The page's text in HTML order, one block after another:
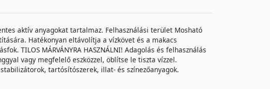
aktív anyagokat tartalmaz. Felhasználási terület Mosható
Hatékonyan eltávolítja a vízkövet és a makacs
TILOS MÁRVÁNYRA HASZNÁLNI! Adagolás és felhasználás
vagy megfelelő eszközzel, öblítse le tiszta vízzel.
tartósítószerek, illat- és színezőanyagok.